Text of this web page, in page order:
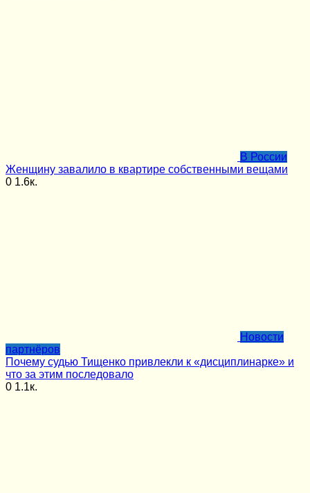
В России
Женщину завалило в квартире собственными вещами
0 1.6к.
Новости
партнёров
Почему судью Тищенко привлекли к «дисциплинарке» и
что за этим последовало
0 1.1к.